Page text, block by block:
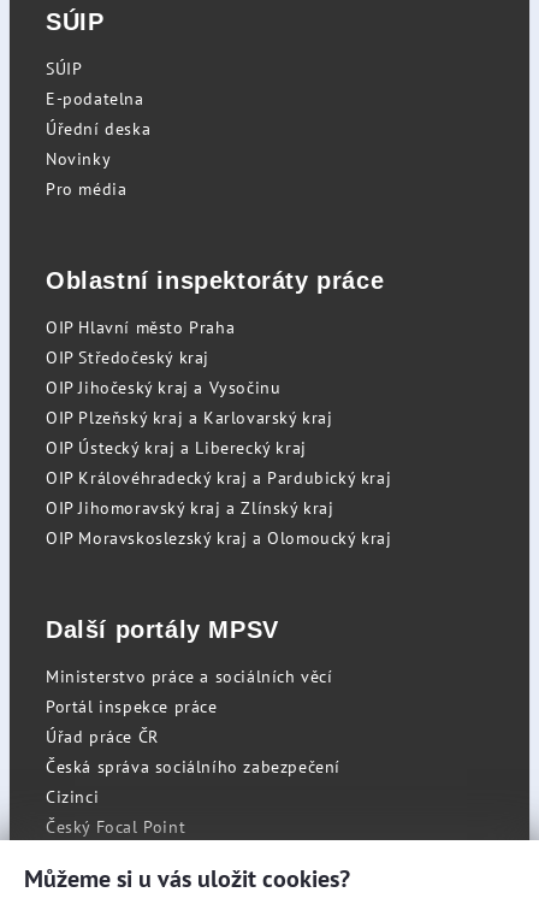
SÚIP
SÚIP
E-podatelna
Úřední deska
Novinky
Pro média
Oblastní inspektoráty práce
OIP Hlavní město Praha
OIP Středočeský kraj
OIP Jihočeský kraj a Vysočinu
OIP Plzeňský kraj a Karlovarský kraj
OIP Ústecký kraj a Liberecký kraj
OIP Královéhradecký kraj a Pardubický kraj
OIP Jihomoravský kraj a Zlínský kraj
OIP Moravskoslezský kraj a Olomoucký kraj
Další portály MPSV
Ministerstvo práce a sociálních věcí
Portál inspekce práce
Úřad práce ČR
Česká správa sociálního zabezpečení
Cizinci
Český Focal Point
Můžeme si u vás uložit cookies?